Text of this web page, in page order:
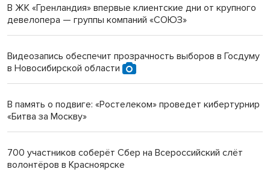
Новосибирский преподаватель с женой вошли в топ-16
В ЖК «Гренландия» впервые клиентские дни от крупного
девелопера — группы компаний «СОЮЗ»
Видеозапись обеспечит прозрачность выборов в Госдуму
в Новосибирской области
В память о подвиге: «Ростелеком» проведет кибертурнир
«Битва за Москву»
700 участников соберёт Сбер на Всероссийский слёт
волонтёров в Красноярске